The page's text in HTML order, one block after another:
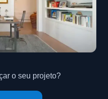
o seu projeto?